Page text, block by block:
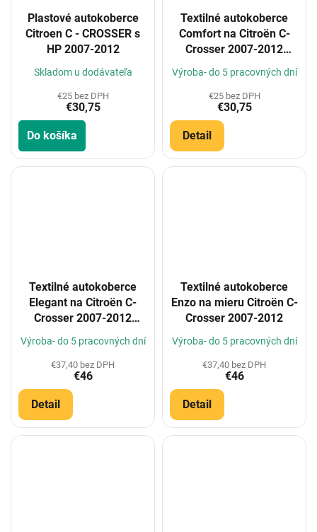
Plastové autokoberce
Citroen C - CROSSER s
HP 2007-2012
Skladom u dodávateľa
€25 bez DPH
€30,75
Do košíka
Textilné autokoberce
Comfort na Citroën C-
Crosser 2007-2012
(Konfigurátor)
Výroba- do 5 pracovných dní
€25 bez DPH
€30,75
Detail
Textilné autokoberce
Elegant na Citroën C-
Crosser 2007-2012
(Konfigurátor)
Výroba- do 5 pracovných dní
€37,40 bez DPH
€46
Detail
Textilné autokoberce
Enzo na mieru Citroën C-
Crosser 2007-2012
Výroba- do 5 pracovných dní
€37,40 bez DPH
€46
Detail